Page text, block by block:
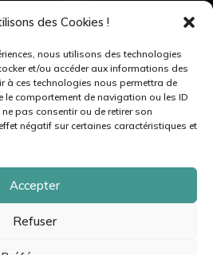
des Cookies !
nous utilisons des technologies
et/ou accéder aux informations des
à ces technologies nous permettra de
le comportement de navigation ou les ID
pas consentir ou de retirer son
négatif sur certaines caractéristiques et
Accepter
Refuser